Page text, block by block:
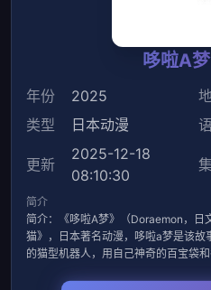
哆啦A
年份 2025
类型
日本动漫
更新
2025-12-18
08:10:30
简介
简介：《哆啦A梦》（Doraemon，日
猫》，日本著名动漫，哆啦a梦是该
的猫型机器人，用自己神奇的百宝袋